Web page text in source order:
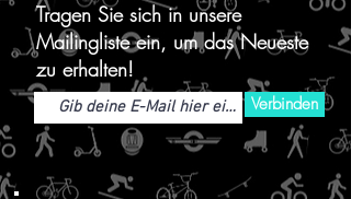
Tragen Sie sich in unsere
Mailingliste ein, um das Neueste
zu erhalten!
Verbinden